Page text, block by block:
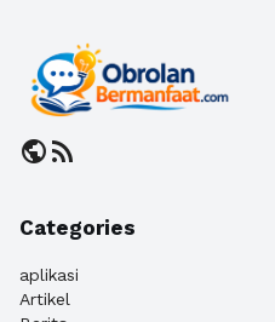
publicrss_feed
Categories
aplikasi
Artikel